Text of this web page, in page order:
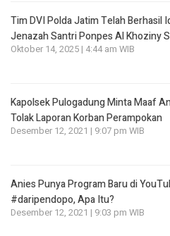
Tim DVI Polda Jatim Telah Berhasil
Jenazah Santri Ponpes Al Khoziny
Oktober 14, 2025 | 4:44 am WIB
Kapolsek Pulogadung Minta Maaf
Tolak Laporan Korban Perampokan
Desember 12, 2021 | 9:07 pm WIB
Anies Punya Program Baru di
#daripendopo, Apa Itu?
Desember 12, 2021 | 9:03 pm WIB